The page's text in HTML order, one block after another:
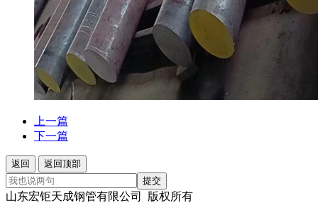
上一篇
下一篇
返回
返回顶部
提交
山东宏钜天成钢管有限公司 版权所有